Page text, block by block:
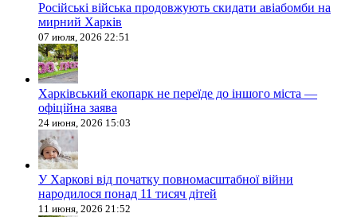
Російські війська продовжують скидати авіабомби на
мирний Харків
07 июля, 2026 22:51
Харківський екопарк не переїде до іншого міста —
офіційна заява
24 июня, 2026 15:03
У Харкові від початку повномасштабної війни
народилося понад 11 тисяч дітей
11 июня, 2026 21:52